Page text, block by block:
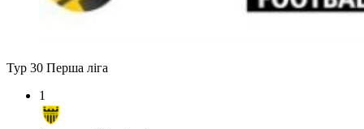
Тур 30 Перша ліга
1